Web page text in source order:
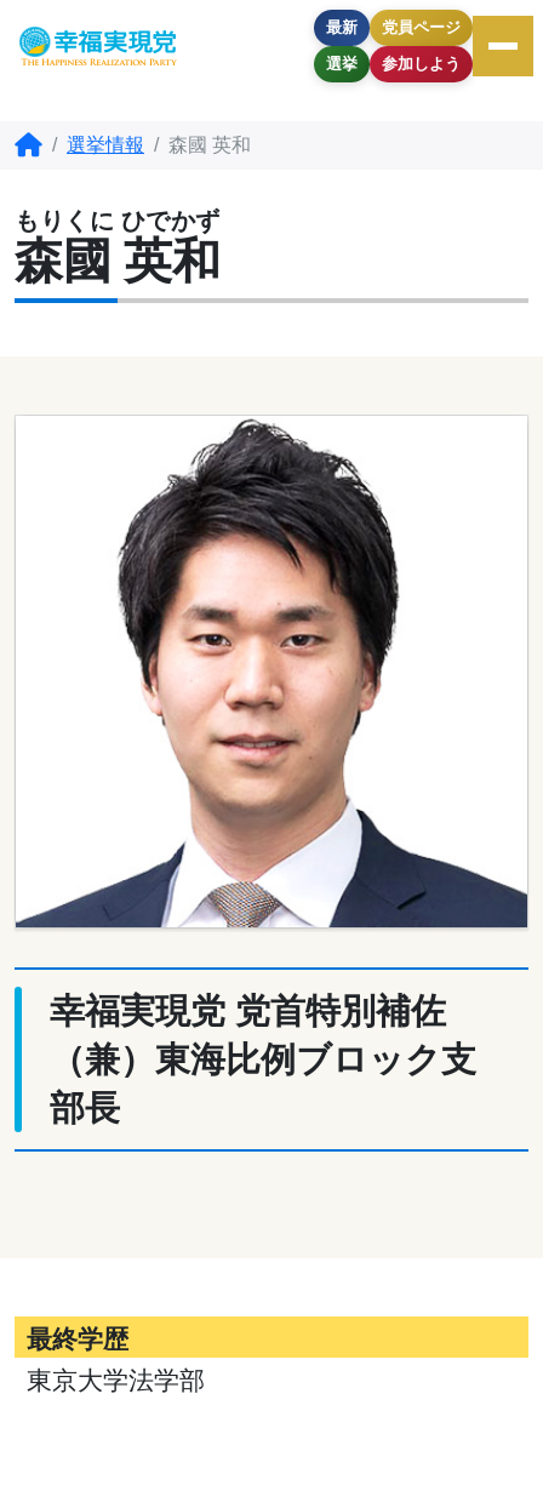
最新
選挙
党員ページ
参加しよう
選挙情報 森國 英和
森國 英和
もりくに ひでかず
幸福実現党 党首特別補佐
（兼）東海比例ブロック支
部長
最終学歴
東京大学法学部